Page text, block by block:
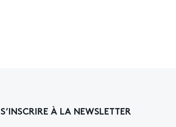
S’INSCRIRE À LA NEWSLETTER